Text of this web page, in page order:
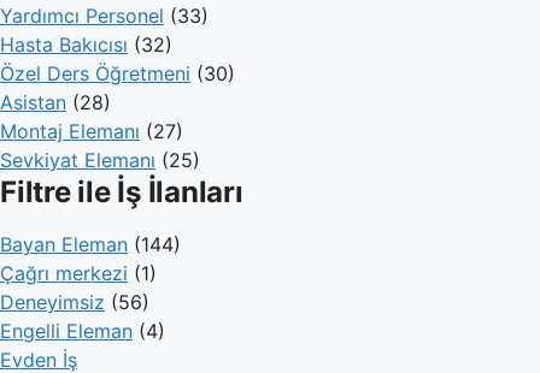
Yardımcı Personel (33)
Hasta Bakıcısı (32)
Özel Ders Öğretmeni (30)
Asistan (28)
Montaj Elemanı (27)
Sevkiyat Elemanı (25)
Filtre ile İş İlanları
Bayan Eleman (144)
Çağrı merkezi (1)
Deneyimsiz (56)
Engelli Eleman (4)
Evden İş